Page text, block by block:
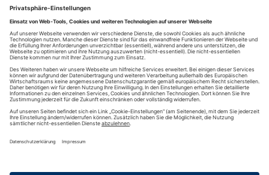
JobKOMM GmbH - ARGE Wetterau | Aktuelles
IG Metall Vï¿½lklingen
Bloggerjobs
Streuverluste Aktuell
Infoplattform zu Projektarbeiten
Datenschutzinformationen·Cookie-Einstellungen·Impressum · AGB